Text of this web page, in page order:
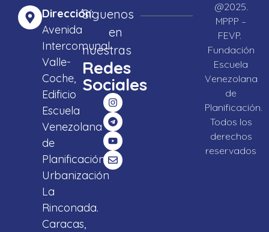
Dirección:
Avenida
Intercomunal
Valle-
Coche,
Edificio
Escuela
Venezolana
de
Planificación,
Urbanización
La
Rinconada.
Caracas,
Síguenos
en
nuestras
Redes
Sociales
@2025.
MPPP –
FEVP.
Fundación
Escuela
Venezolana
de
Planificación.
Todos los
derechos
reservados